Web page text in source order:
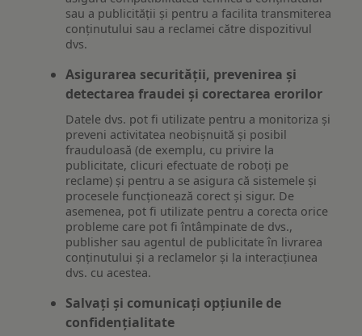
sau a publicității și pentru a facilita transmiterea
conținutului sau a reclamei către dispozitivul
dvs.
Asigurarea securității, prevenirea și
detectarea fraudei și corectarea erorilor
Datele dvs. pot fi utilizate pentru a monitoriza și
preveni activitatea neobișnuită și posibil
frauduloasă (de exemplu, cu privire la
publicitate, clicuri efectuate de roboți pe
reclame) și pentru a se asigura că sistemele și
procesele funcționează corect și sigur. De
asemenea, pot fi utilizate pentru a corecta orice
probleme care pot fi întâmpinate de dvs.,
publisher sau agentul de publicitate în livrarea
conținutului și a reclamelor și la interacțiunea
dvs. cu acestea.
Salvați și comunicați opțiunile de
confidențialitate